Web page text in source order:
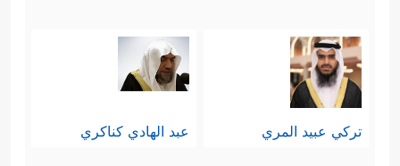
تركي عبيد المري عبد الهادي كناكري